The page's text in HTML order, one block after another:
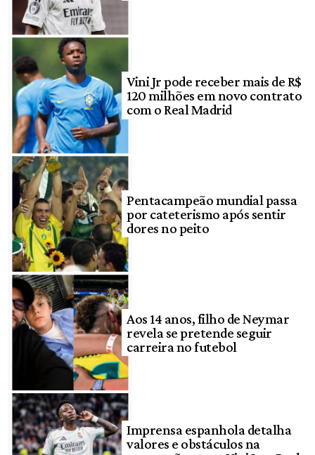
Vini Jr pode receber mais de R$
120 milhões em novo contrato
com o Real Madrid
Pentacampeão mundial passa
por cateterismo após sentir
dores no peito
Aos 14 anos, filho de Neymar
revela se pretende seguir
carreira no futebol
Imprensa espanhola detalha
valores e obstáculos na